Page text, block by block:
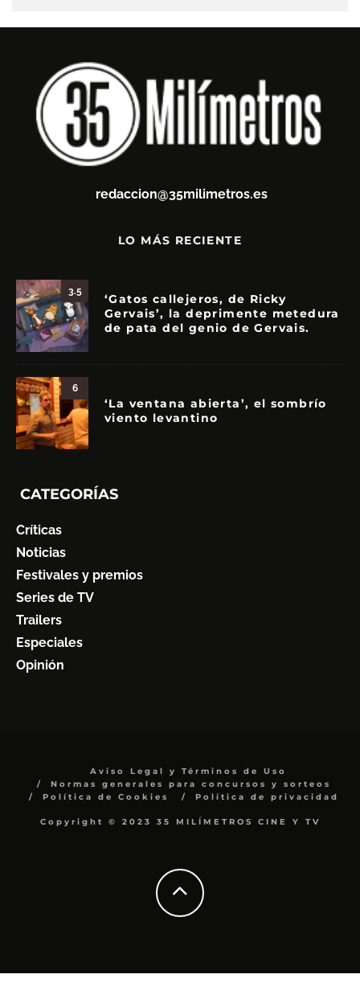
redaccion@35milimetros.es
LO MÁS RECIENTE
3.5
‘Gatos callejeros, de Ricky
Gervais’, la deprimente metedura
de pata del genio de Gervais.
6
‘La ventana abierta’, el sombrío
viento levantino
CATEGORÍAS
Críticas
Noticias
Festivales y premios
Series de TV
Trailers
Especiales
Opinión
Aviso Legal y Términos de Uso
Normas generales para concursos y sorteos
Política de Cookies
Política de privacidad
Copyright © 2023 35 MILÍMETROS CINE Y TV